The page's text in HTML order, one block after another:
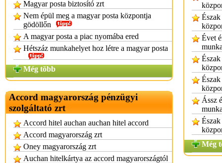
Magyar posta biztosító zrt
Nem épül meg a magyar posta központja
gödöllőn
A magyar posta a piac nyomába ered
Hétszáz munkahelyet hoz létre a magyar posta
Még több
Accord magyarország pénzügyi
szolgáltató zrt
Accord hitel auchan auchan hitel accord
Accord magyarország zrt
Oney magyarország zrt
Auchan hitelkártya az accord magyarországtól
Évet
Ássz
Még